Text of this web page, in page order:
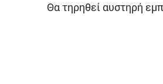
Θα τηρηθεί αυστηρή